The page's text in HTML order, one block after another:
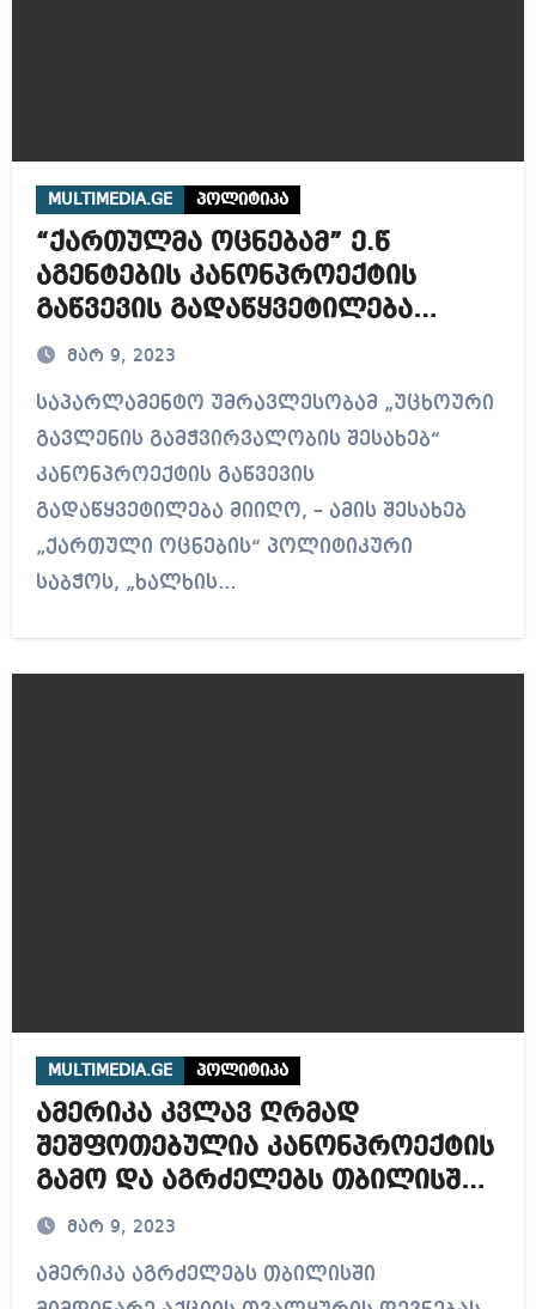
MULTIMEDIA.GE პოლიტიკა
“ქართულმა ოცნებამ” ე.წ
აგენტების კანონპროექტის
გაწვევის გადაწყვეტილება
მიიღო
მარ 9, 2023
საპარლამენტო უმრავლესობამ „უცხოური
გავლენის გამჭვირვალობის შესახებ“
კანონპროექტის გაწვევის
გადაწყვეტილება მიიღო, – ამის შესახებ
„ქართული ოცნების“ პოლიტიკური
საბჭოს, „ხალხის…
MULTIMEDIA.GE პოლიტიკა
ამერიკა კვლავ ღრმად
შეშფოთებულია კანონპროექტის
გამო და აგრძელებს თბილისში
მიმდინარე აქციის თვალყურის
მარ 9, 2023
ამერიკა აგრძელებს თბილისში